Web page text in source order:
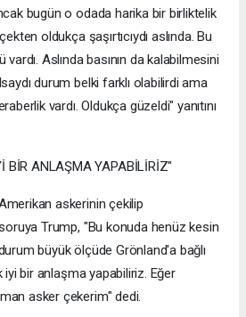
bugün o odada harika bir birliktelik
oldukça şaşırtıcıydı aslında. Bu
Aslında basının da kalabilmesini
durum belki farklı olabilirdi ama
vardı. Oldukça güzeldi" yanıtını
BİR ANLAŞMA YAPABİLİRİZ"
askerinin çekilip
Trump, "Bu konuda henüz kesin
büyük ölçüde Grönland'a bağlı
bir anlaşma yapabiliriz. Eğer
asker çekerim" dedi.